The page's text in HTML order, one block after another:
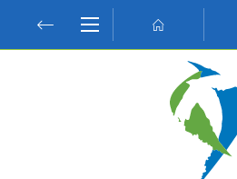
Przejdź do wyszukiwarki.
Przejdź do ustawień wielkości czcionki.
Włącz wersję kontrastową strony.